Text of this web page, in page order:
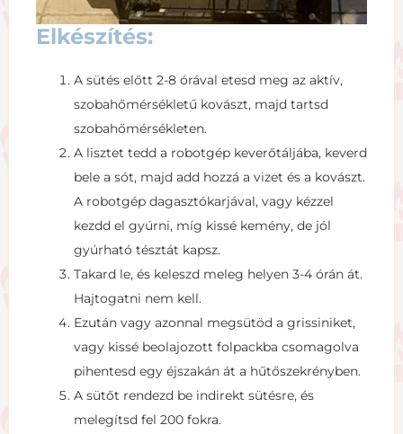
Elkészítés:
A sütés előtt 2-8 órával etesd meg az aktív,
szobahőmérsékletű kovászt, majd tartsd
szobahőmérsékleten.
A lisztet tedd a robotgép keverőtáljába, keverd
bele a sót, majd add hozzá a vizet és a kovászt.
A robotgép dagasztókarjával, vagy kézzel
kezdd el gyúrni, míg kissé kemény, de jól
gyúrható tésztát kapsz.
Takard le, és keleszd meleg helyen 3-4 órán át.
Hajtogatni nem kell.
Ezután vagy azonnal megsütöd a grissiniket,
vagy kissé beolajozott folpackba csomagolva
pihentesd egy éjszakán át a hűtőszekrényben.
A sütőt rendezd be indirekt sütésre, és
melegítsd fel 200 fokra.